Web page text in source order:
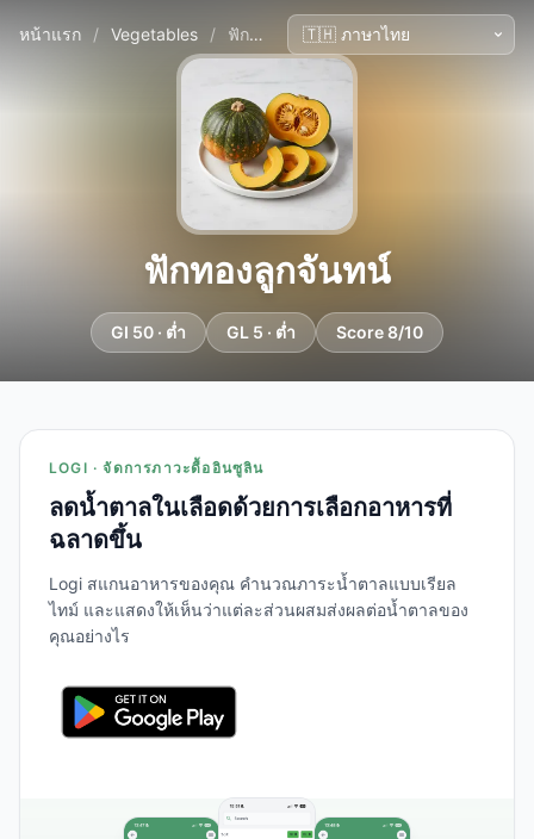
หน้าแรก / Vegetables / ฟักทองลูกจันทน์
ฟักทองลูกจันทน์
GI 50 · ต่ำ GL 5 · ต่ำ Score 8/10
LOGI · จัดการภาวะดื้ออินซูลิน
ลดน้ำตาลในเลือดด้วยการเลือกอาหารที่
ฉลาดขึ้น
Logi สแกนอาหารของคุณ คำนวณภาระน้ำตาลแบบเรียล
ไทม์ และแสดงให้เห็นว่าแต่ละส่วนผสมส่งผลต่อน้ำตาลของ
คุณอย่างไร